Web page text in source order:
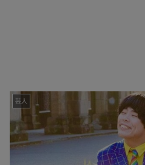
芸人